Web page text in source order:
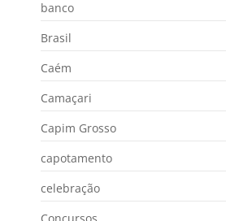
banco
Brasil
Caém
Camaçari
Capim Grosso
capotamento
celebração